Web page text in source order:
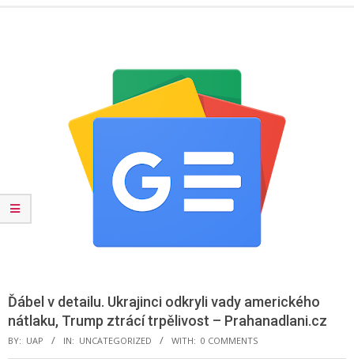
Ďábel v detailu. Ukrajinci odkryli vady amerického
nátlaku, Trump ztrácí trpělivost – Prahanadlani.cz
BY: UAP IN: UNCATEGORIZED WITH: 0 COMMENTS